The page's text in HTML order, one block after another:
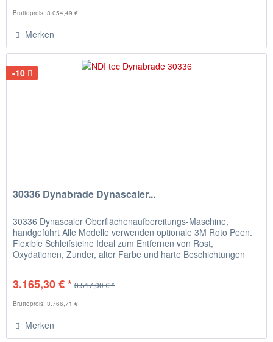
Bruttopreis: 3.054,49 €
Merken
-10
30336 Dynabrade Dynascaler...
30336 Dynascaler Oberflächenaufbereitungs-Maschine,
handgeführt Alle Modelle verwenden optionale 3M Roto Peen.
Flexible Schleifsteine Ideal zum Entfernen von Rost,
Oxydationen, Zunder, alter Farbe und harte Beschichtungen
3.165,30 € * 3.517,00 € *
Bruttopreis: 3.766,71 €
Merken